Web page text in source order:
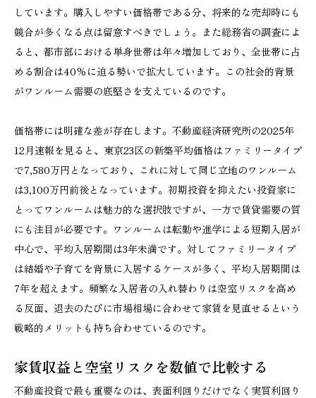
しています。購入しやすい価格帯である分、将来的な売却時にも
競合が多くなる点は留意すべきでしょう。また総務省の調査によ
ると、都市部における単身世帯は年々増加しており、全世帯に占
める割合は40%に迫る勢いで拡大しています。この社会的背景
がワンルーム需要の底堅さを支えているのです。
価格帯には明確な差が存在します。不動産経済研究所の2025年
12月速報を見ると、東京23区の新築平均価格はファミリータイプ
で7,580万円となっており、これに対して同じ立地のワンルーム
は3,100万円前後となっています。初期投資を抑えたい投資家に
とってワンルームは魅力的な選択肢ですが、一方で賃貸需要の質
にも注目が必要です。ワンルームは転勤や進学による短期入居が
中心で、平均入居期間は3年未満です。対してファミリータイプ
は結婚や子育てを背景に入居するケースが多く、平均入居期間は
7年を超えます。頻繁な入居者の入れ替わりは空室リスクを高め
る反面、退去のたびに市場相場に合わせて家賃を見直せるという
戦略的メリットも持ち合わせているのです。
家賃収益と空室リスクを数値で比較する
不動産投資で最も重要なのは、表面利回りだけでなく実質利回り